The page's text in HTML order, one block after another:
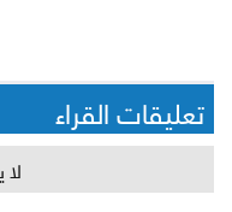
تعليقات القراء